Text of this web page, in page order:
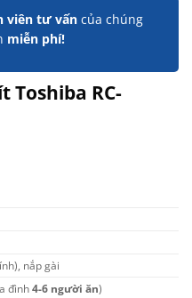
viên tư vấn của chúng
miễn phí!
Toshiba RC-
nắp gài
đình4-6 người ăn)